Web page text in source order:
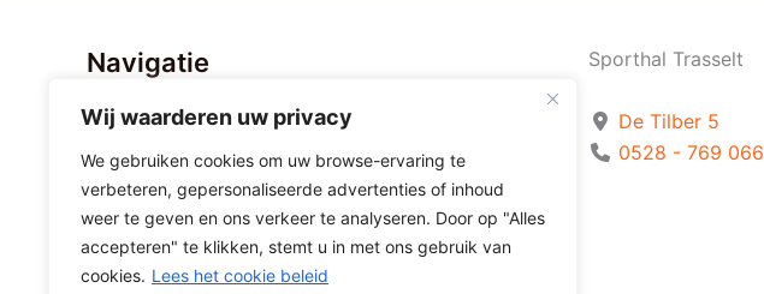
Wij waarderen uw privacy
We gebruiken cookies om uw browse-ervaring te
verbeteren, gepersonaliseerde advertenties of inhoud
weer te geven en ons verkeer te analyseren. Door op "Alles
accepteren" te klikken, stemt u in met ons gebruik van
cookies. Lees het cookie beleid
Navigatie
Home
Nieuws
Stratenvolleybal Hoogeveen
Lid worden
Sponsoring
Contact
Sporthal Trasselt
De Tilber 5
0528 - 769 066